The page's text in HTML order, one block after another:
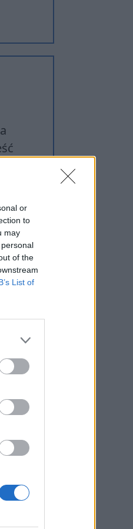
or
to
may
of the
List of
byle